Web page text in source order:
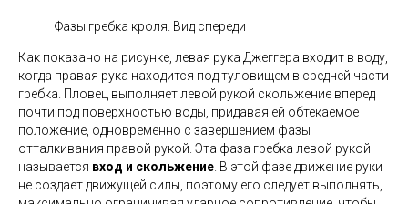
Фазы гребка кроля. Вид спереди
Как показано на рисунке, левая рука Джеггера входит в воду,
когда правая рука находится под туловищем в средней части
гребка. Пловец выполняет левой рукой скольжение вперед
почти под поверхностью воды, придавая ей обтекаемое
положение, одновременно с завершением фазы
отталкивания правой рукой. Эта фаза гребка левой рукой
называется вход и скольжение . В этой фазе движение руки
не создает движущей силы, поэтому его следует выполнять,